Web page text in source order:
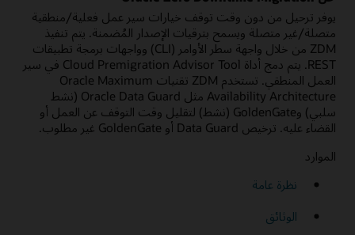
يوفر ترحيل من دون وقت توقف خيارات سير عمل فعلية/منطقية
متصلة/غير متصلة ويسمح بترقيات الإصدار المُضمنة. يتم تنفيذ
ZDM من خلال واجهة سطر الأوامر (CLI) وواجهات برمجة تطبيقات
REST. يتم دمج أداة Cloud Premigration Advisor Tool في سير
العمل المنطقي. تستخدم ZDM تقنيات Oracle Maximum
Availability Architecture مثل Oracle Data Guard (نشط
سلبي) وGoldenGate (نشط) لتقليل وقت التوقف عن العمل أو
القضاء عليه. ترخيص Data Guard أو GoldenGate غير مطلوب.
الموارد
نظرة عامة
الوثائق